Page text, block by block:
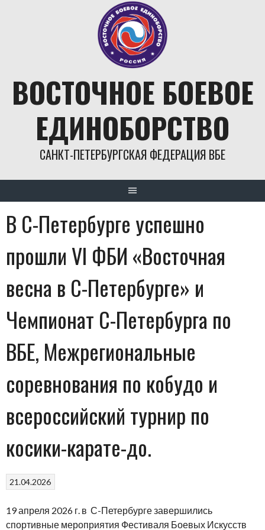
ВОСТОЧНОЕ БОЕВОЕ
ЕДИНОБОРСТВО
САНКТ-ПЕТЕРБУРГСКАЯ ФЕДЕРАЦИЯ ВБЕ
В С-Петербурге успешно
прошли VI ФБИ «Восточная
весна в С-Петербурге» и
Чемпионат С-Петербурга по
ВБЕ, Межрегиональные
соревнования по кобудо и
всероссийский турнир по
косики-карате-до.
21.04.2026
19 апреля 2026 г. в С-Петербурге завершились
спортивные мероприятия Фестиваля Боевых Искусств